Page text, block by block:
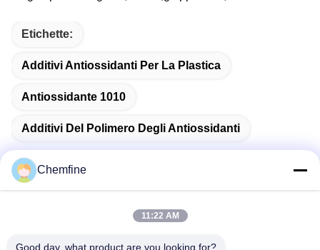
Etichette:
Additivi Antiossidanti Per La Plastica
Antiossidante 1010
Additivi Del Polimero Degli Antiossidanti
Chemfine
11:22 AM
Good day, what product are you looking for?